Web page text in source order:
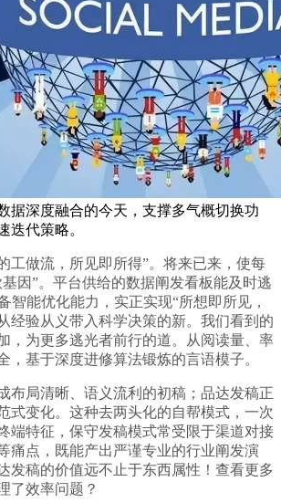
据深度融合的今天，支撑多气概切换功
迭代策略。
做流，所见即所得”。将来已来，使每
因”。平台供给的数据阐发看板能及时逃
智能优化能力，实正实现“所想即所见，
经验从义带入科学决策的新。我们看到的
，为更多逃光者前行的道。从阅读量、率
，基于深度进修算法锻炼的言语模子。
局清晰、语义流利的初稿；品达发稿正
式变化。这种去两头化的自帮模式，一次
端特征，保守发稿模式常受限于渠道对接
痛点，既能产出严谨专业的行业阐发演
发稿的价值远不止于东西属性！查看更多
了效率问题？